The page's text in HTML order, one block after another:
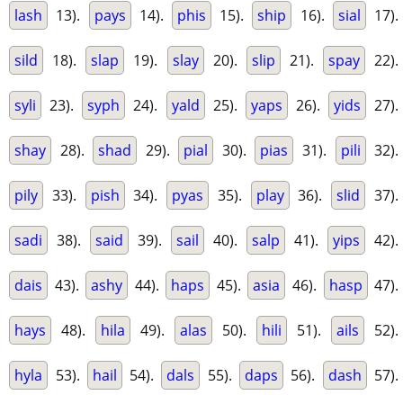
lash 13). pays 14). phis 15). ship 16). sial 17).
sild 18). slap 19). slay 20). slip 21). spay 22).
syli 23). syph 24). yald 25). yaps 26). yids 27).
shay 28). shad 29). pial 30). pias 31). pili 32).
pily 33). pish 34). pyas 35). play 36). slid 37).
sadi 38). said 39). sail 40). salp 41). yips 42).
dais 43). ashy 44). haps 45). asia 46). hasp 47).
hays 48). hila 49). alas 50). hili 51). ails 52).
hyla 53). hail 54). dals 55). daps 56). dash 57).